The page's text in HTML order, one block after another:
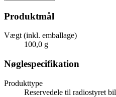
Produktmål
Vægt (inkl. emballage)
100,0 g
Nøglespecifikation
Produkttype
Reservedele til radiostyret bil